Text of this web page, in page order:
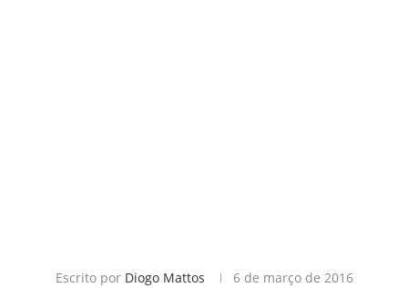
Escrito por Diogo Mattos 6 de março de 2016